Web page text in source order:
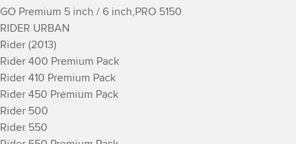
GO Premium 5 inch / 6 inch,PRO 5150
RIDER URBAN
Rider (2013)
Rider 400 Premium Pack
Rider 410 Premium Pack
Rider 450 Premium Pack
Rider 500
Rider 550